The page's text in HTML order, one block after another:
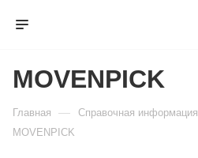
MOVENPICK
Главная — Справочная информация
MOVENPICK